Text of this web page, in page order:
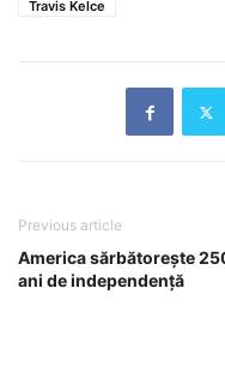
Travis Kelce
Previous article
America sărbătorește
ani de independență